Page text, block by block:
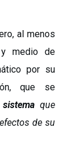
al menos
medio de
por su
que se
sistema que
de su